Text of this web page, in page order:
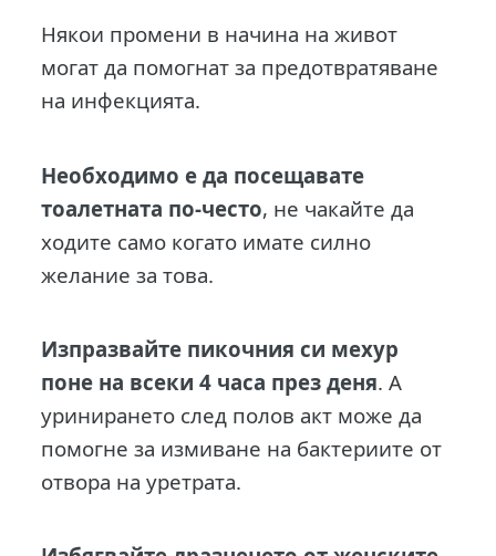
Някои промени в начина на живот
могат да помогнат за предотвратяване
на инфекцията.
Необходимо е да посещавате
тоалетната по-често, не чакайте да
ходите само когато имате силно
желание за това.
Изпразвайте пикочния си мехур
поне на всеки 4 часа през деня. А
уринирането след полов акт може да
помогне за измиване на бактериите от
отвора на уретрата.